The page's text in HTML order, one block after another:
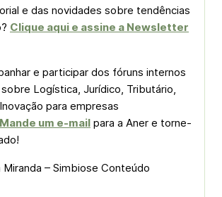
e das novidades sobre tendências
Clique aqui e assine a Newsletter
e participar dos fóruns internos
Logística, Jurídico, Tributário,
para empresas
Mande um e-mail para a Aner e torne-
– Simbiose Conteúdo